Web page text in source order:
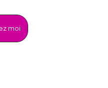
moi